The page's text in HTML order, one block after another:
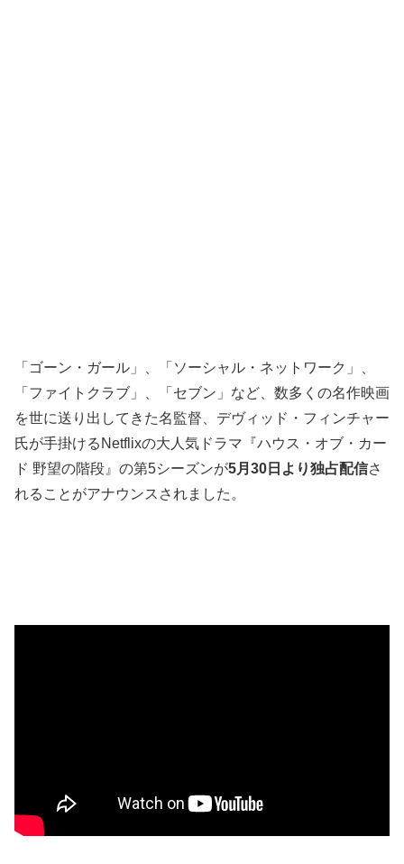
「ゴーン・ガール」、「ソーシャル・ネットワーク」、
「ファイトクラブ」、「セブン」など、数多くの名作映画
を世に送り出してきた名監督、デヴィッド・フィンチャー
氏が手掛けるNetflixの大人気ドラマ『ハウス・オブ・カー
ド 野望の階段』の第5シーズンが5月30日より独占配信さ
れることがアナウンスされました。